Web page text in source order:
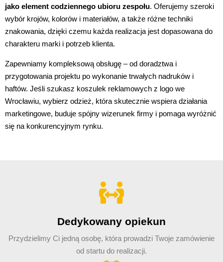
jako element codziennego ubioru zespołu. Oferujemy szeroki
wybór krojów, kolorów i materiałów, a także różne techniki
znakowania, dzięki czemu każda realizacja jest dopasowana do
charakteru marki i potrzeb klienta.
Zapewniamy kompleksową obsługę – od doradztwa i
przygotowania projektu po wykonanie trwałych nadruków i
haftów. Jeśli szukasz koszulek reklamowych z logo we
Wrocławiu, wybierz odzież, która skutecznie wspiera działania
marketingowe, buduje spójny wizerunek firmy i pomaga wyróżnić
się na konkurencyjnym rynku.
Dedykowany opiekun
Przydzielimy Ci jedną osobę, która prowadzi Twoje zamówienie
od startu do realizacji.